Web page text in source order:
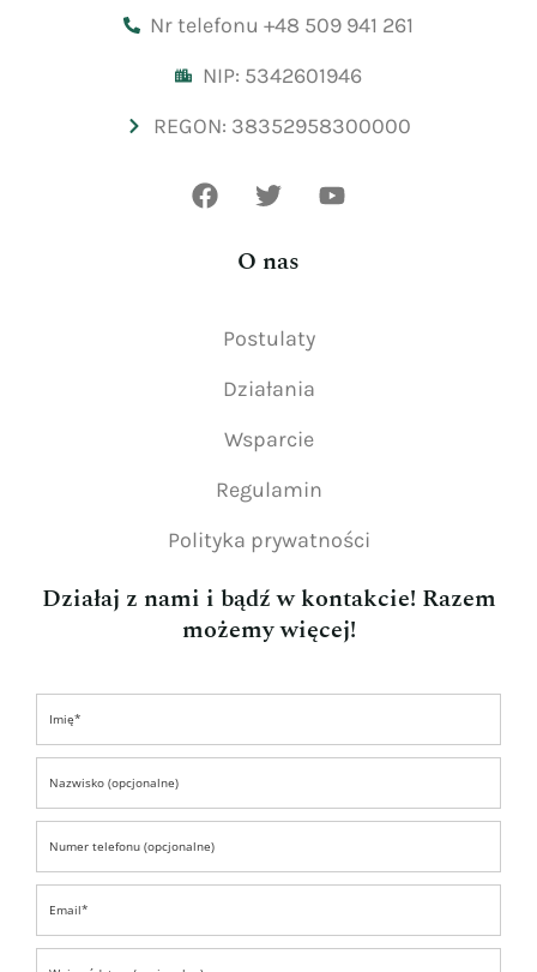
Nr telefonu +48 509 941 261
NIP: 5342601946
REGON: 38352958300000
O nas
Postulaty
Działania
Wsparcie
Regulamin
Polityka prywatności
Działaj z nami i bądź w kontakcie! Razem
możemy więcej!